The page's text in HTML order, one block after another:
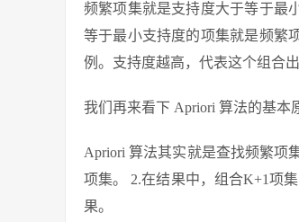
频繁项集就是支持度大于等于最
等于最小支持度的项集就是频繁
例。支持度越高，代表这个组合
我们再来看下 Apriori 算法的基本
Apriori 算法其实就是查找频繁项
项集。 2.在结果中，组合K+1项
果。